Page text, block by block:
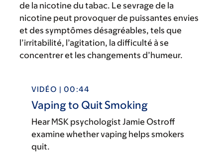
de la nicotine du tabac. Le sevrage de la
nicotine peut provoquer de puissantes envies
et des symptômes désagréables, tels que
l’irritabilité, l’agitation, la difficulté à se
concentrer et les changements d’humeur.
VIDÉO | 00:44
Vaping to Quit Smoking
Hear MSK psychologist Jamie Ostroff
examine whether vaping helps smokers
quit.